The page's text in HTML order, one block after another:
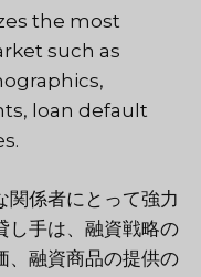
the most
such as
loan default
関係者にとって強力
し手は、融資戦略の
、融資商品の提供の